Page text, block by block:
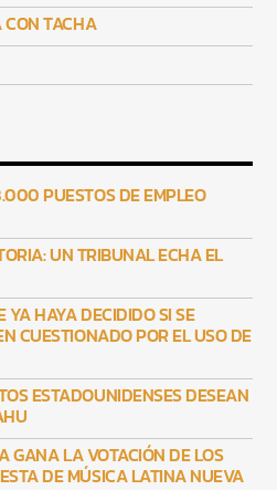
TACHA
PUESTOS DE EMPLEO
UN TRIBUNAL ECHA EL
HAYA DECIDIDO SI SE
CUESTIONADO POR EL USO DE
ESTADOUNIDENSES DESEAN
GANA LA VOTACIÓN DE LOS
DE MÚSICA LATINA NUEVA